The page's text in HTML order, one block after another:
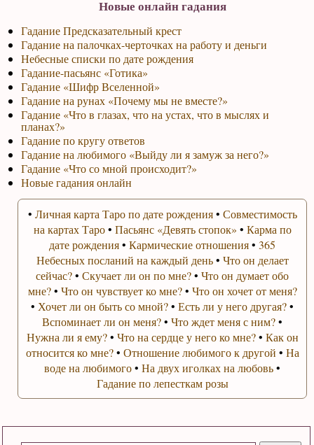
Новые онлайн гадания
Гадание Предсказательный крест
Гадание на палочках-черточках на работу и деньги
Небесные списки по дате рождения
Гадание-пасьянс «Готика»
Гадание «Шифр Вселенной»
Гадание на рунах «Почему мы не вместе?»
Гадание «Что в глазах, что на устах, что в мыслях и
планах?»
Гадание по кругу ответов
Гадание на любимого «Выйду ли я замуж за него?»
Гадание «Что со мной происходит?»
Новые гадания онлайн
• Личная карта Таро по дате рождения• Совместимость
на картах Таро• Пасьянс «Девять стопок» • Карма по
дате рождения•Кармические отношения•365
Небесных посланий на каждый день• Что он делает
сейчас?•Скучает ли он по мне?•Что он думает обо
мне?• Что он чувствует ко мне?• Что он хочет от меня?
• Хочет ли он быть со мной?•Есть ли у него другая?•
Вспоминает ли он меня?•Что ждет меня с ним?•
Нужна ли я ему?• Что на сердце у него ко мне?• Как он
относится ко мне?• Отношение любимого к другой • На
воде на любимого•На двух иголках на любовь•
Гадание по лепесткам розы